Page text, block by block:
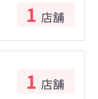
1 店舗
1 店舗